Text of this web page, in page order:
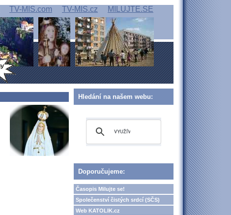
TV-MIS.com TV-MIS.cz MILUJTE.SE
Hledání na našem webu:
Doporučujeme:
Časopis Milujte se!
Společenství čistých srdcí (SČS)
Web KATOLIK.cz